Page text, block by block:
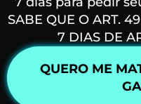
SABE QUE O ART.
7 DIAS DE
QUERO ME